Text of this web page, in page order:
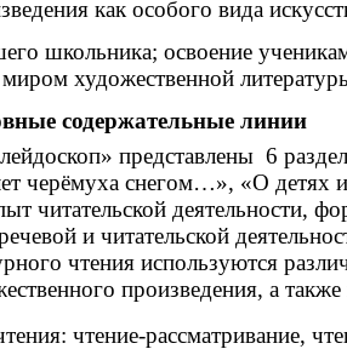
как особого вида
школьника; освоение
художественной
содержательные линии
представлены 6
черёмуха снегом…», «О детях
деятельности,
и читательской
чтения используются
произведения, а
чтение-рассматривание,